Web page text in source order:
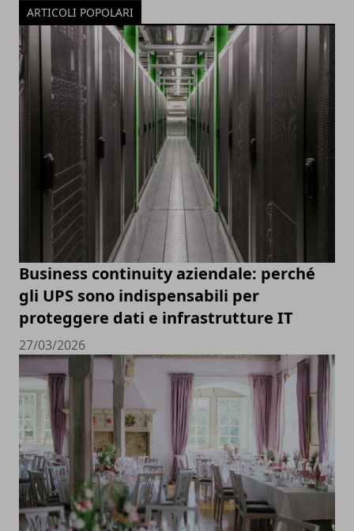
ARTICOLI POPOLARI
Business continuity aziendale: perché
gli UPS sono indispensabili per
proteggere dati e infrastrutture IT
27/03/2026